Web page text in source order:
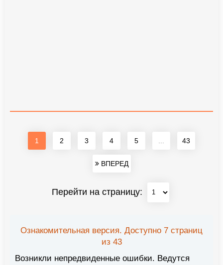
1 2 3 4 5 43
ВПЕРЕД
Перейти на страницу:
Ознакомительная версия. Доступно 7 страниц
из 43
Возникли непредвиденные ошибки. Ведутся